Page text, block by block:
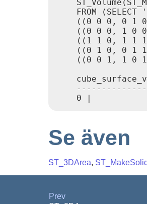
FROM (SELECT
((0 0 0, 0 1
((0 0 0, 1 0
((1 1 0, 1 1
((0 1 0, 0 1
((0 0 1, 1 0
Se även
ST_3DArea, ST_MakeSolid
Prev